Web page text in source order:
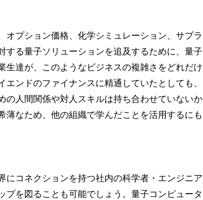
プション価格、化学シミュレーション、サプラ
する量子ソリューションを追及するために、量子
生達が、このようなビジネスの複雑さをどれだけ
ンドのファイナンスに精通していたとしても、
の人間関係や対人スキルは持ち合わせていないか
薄なため、他の組織で学んだことを活用するにも
にコネクションを持つ社内の科学者・エンジニア
プを図ることも可能でしょう。量子コンピュータ